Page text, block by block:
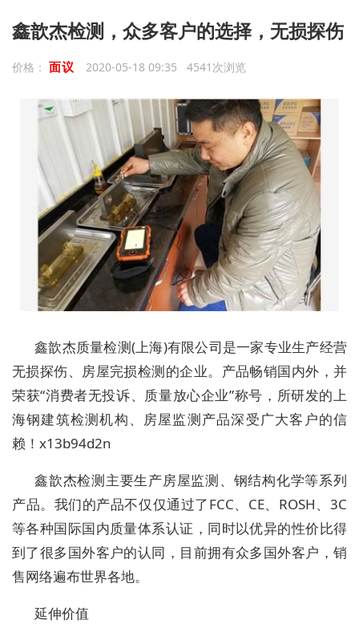
鑫歆杰检测，众多客户的选择，无损探伤
价格： 面议 2020-05-18 09:35 4541次浏览
鑫歆杰质量检测(上海)有限公司是一家专业生产经营
无损探伤、房屋完损检测的企业。产品畅销国内外，并
荣获“消费者无投诉、质量放心企业”称号，所研发的上
海钢建筑检测机构、房屋监测产品深受广大客户的信
赖！x13b94d2n
鑫歆杰检测主要生产房屋监测、钢结构化学等系列
产品。我们的产品不仅仅通过了FCC、CE、ROSH、3C
等各种国际国内质量体系认证，同时以优异的性价比得
到了很多国外客户的认同，目前拥有众多国外客户，销
售网络遍布世界各地。
延伸价值